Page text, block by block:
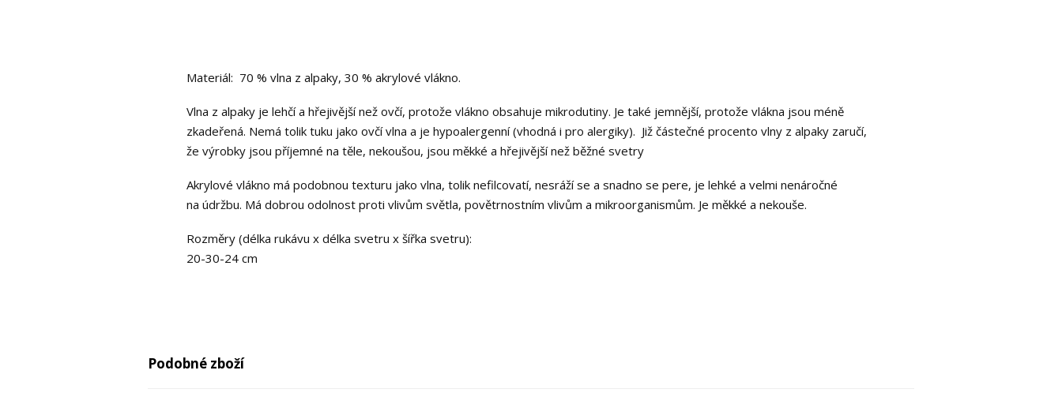
Materiál: 70 % vlna z alpaky, 30 % akrylové vlákno.
Vlna z alpaky je lehčí a hřejivější než ovčí, protože vlákno obsahuje mikrodutiny. Je také jemnější, protože vlákna jsou méně
zkadeřená. Nemá tolik tuku jako ovčí vlna a je hypoalergenní (vhodná i pro alergiky). Již částečné procento vlny z alpaky zaručí,
že výrobky jsou příjemné na těle, nekoušou, jsou měkké a hřejivější než běžné svetry
Akrylové vlákno má podobnou texturu jako vlna, tolik nefilcovatí, nesráží se a snadno se pere, je lehké a velmi nenáročné
na údržbu. Má dobrou odolnost proti vlivům světla, povětrnostním vlivům a mikroorganismům. Je měkké a nekouše.
Rozměry (délka rukávu x délka svetru x šířka svetru):
20-30-24 cm
Podobné zboží